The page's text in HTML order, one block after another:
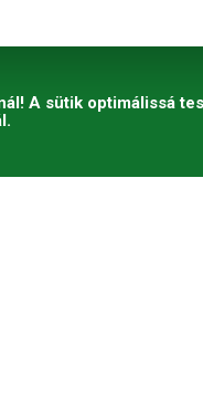
A sütik optimálissá